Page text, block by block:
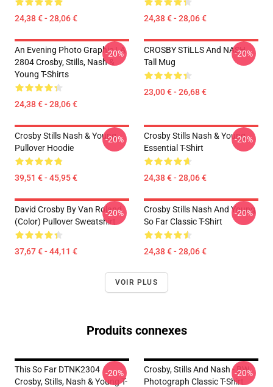
24,38 € - 28,06 € 24,38 € - 28,06 €
An Evening Photo Graphic LA
2804 Crosby, Stills, Nash &
Young T-Shirts
24,38 € - 28,06 €
-20%
CROSBY STiLLS And NASH
Tall Mug
23,00 € - 26,68 €
-20%
Crosby Stills Nash & Young
Pullover Hoodie
39,51 € - 45,95 €
-20%
Crosby Stills Nash & Young
Essential T-Shirt
24,38 € - 28,06 €
-20%
David Crosby By Van Roland
(Color) Pullover Sweatshirt
37,67 € - 44,11 €
-20%
Crosby Stills Nash And Young
So Far Classic T-Shirt
24,38 € - 28,06 €
-20%
VOIR PLUS
Produits connexes
This So Far DTNK2304
Crosby, Stills, Nash & Young T-
-20%
Crosby, Stills And Nash - BW
Photograph Classic T-Shirt
-20%